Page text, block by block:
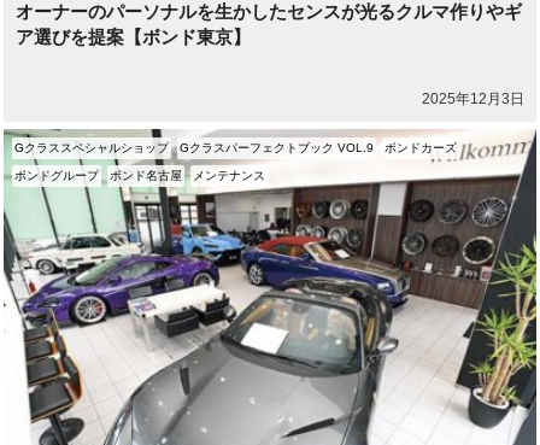
オーナーのパーソナルを生かしたセンスが光るクルマ作りやギ
ア選びを提案【ボンド東京】
2025年12月3日
Gクラススペシャルショップ Gクラスパーフェクトブック VOL.9 ボンドカーズ
ボンドグループ ボンド名古屋 メンテナンス